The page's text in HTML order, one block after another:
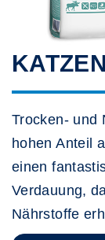
Trocken- und
hohen Anteil
einen
Verdauung,
Nährstoffe